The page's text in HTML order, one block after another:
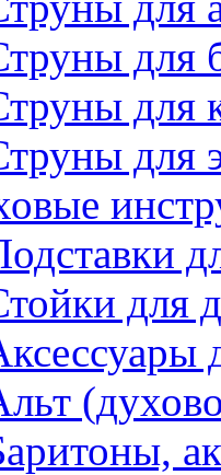
для
для
для
для